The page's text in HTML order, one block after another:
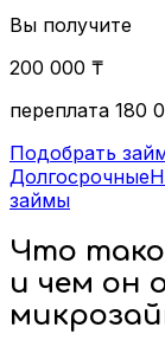
Вы получите
200 000 ₸
переплата 180
Подобрать
Долгосрочные
займы
Что
и чем он